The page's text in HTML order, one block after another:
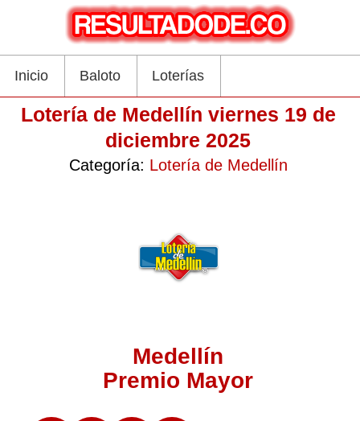
Inicio Baloto Loterías
Lotería de Medellín viernes 19 de
diciembre 2025
Categoría: Lotería de Medellín
Medellín
Premio Mayor